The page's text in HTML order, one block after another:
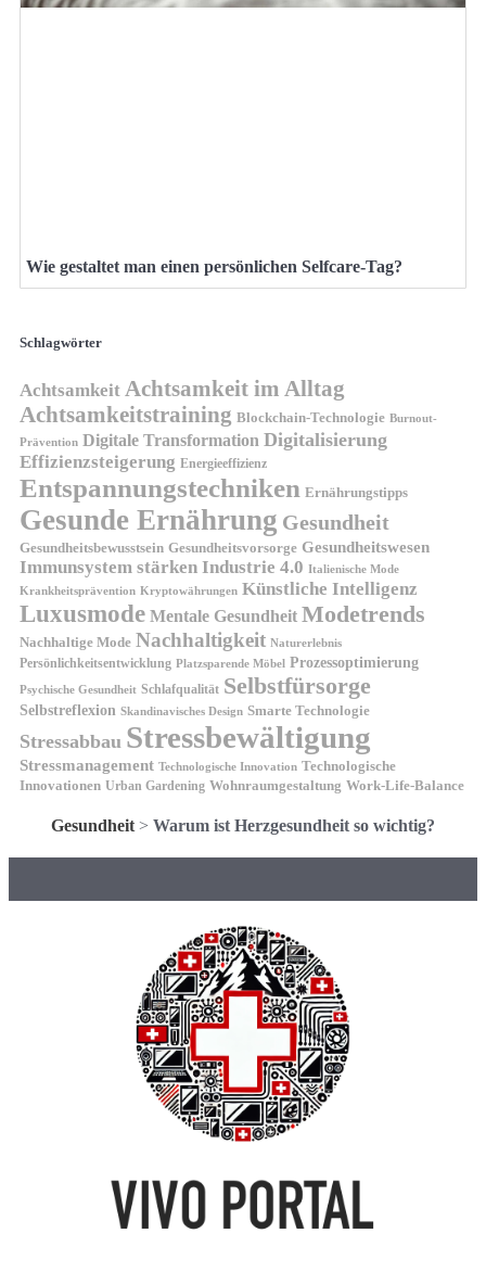
Wie gestaltet man einen persönlichen Selfcare-Tag?
Schlagwörter
Achtsamkeit Achtsamkeit im Alltag
Achtsamkeitstraining Blockchain-Technologie Burnout-
Prävention Digitale Transformation Digitalisierung
Effizienzsteigerung Energieeffizienz
Entspannungstechniken Ernährungstipps
Gesunde Ernährung Gesundheit
Gesundheitsbewusstsein Gesundheitsvorsorge Gesundheitswesen
Immunsystem stärken Industrie 4.0 Italienische Mode
Krankheitsprävention Kryptowährungen Künstliche Intelligenz
Luxusmode Mentale Gesundheit Modetrends
Nachhaltige Mode Nachhaltigkeit Naturerlebnis
Persönlichkeitsentwicklung Platzsparende Möbel Prozessoptimierung
Psychische Gesundheit Schlafqualität Selbstfürsorge
Selbstreflexion Skandinavisches Design Smarte Technologie
Stressabbau Stressbewältigung
Stressmanagement Technologische Innovation Technologische
Innovationen Urban Gardening Wohnraumgestaltung Work-Life-Balance
Gesundheit > Warum ist Herzgesundheit so wichtig?